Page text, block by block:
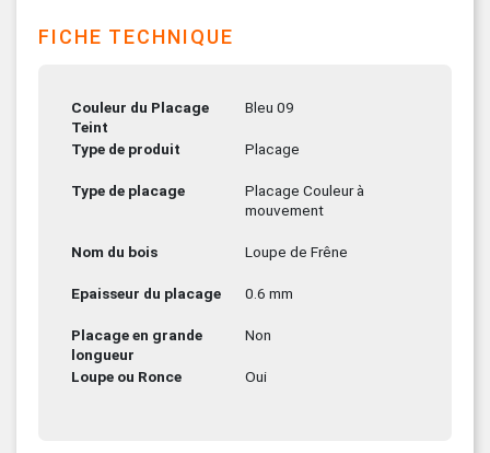
FICHE TECHNIQUE
Couleur du Placage
Teint
Bleu 09
Type de produit Placage
Type de placage
Placage Couleur à
mouvement
Nom du bois Loupe de Frêne
Epaisseur du placage 0.6 mm
Placage en grande
longueur
Non
Loupe ou Ronce Oui